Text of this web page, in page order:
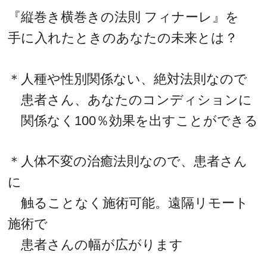
『縦巻き横巻きの法則 フィナーレ』を
手に入れたときのあなたの未来とは？
＊人種や性別関係ない、絶対法則なので
患者さん、あなたのコンディションに
関係なく100％効果を出すことができる
＊人体不変の治癒法則なので、患者さん
に
触ることなく施術可能。遠隔リモート
施術で
患者さんの幅が広がります